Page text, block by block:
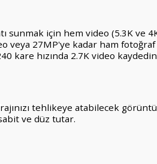
sunmak için hem video (5.3K
27MP'ye kadar ham
kare hızında 2.7K video
tehlikeye atabilecek
ve düz tutar.